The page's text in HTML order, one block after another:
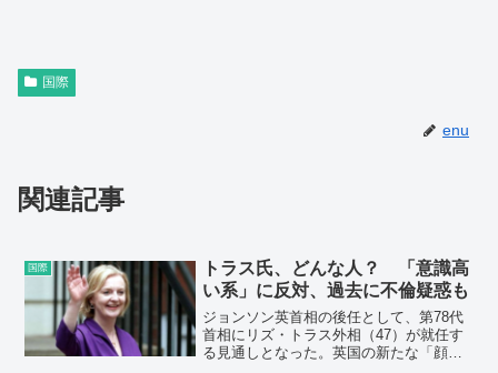
国際
enu
関連記事
国際
トラス氏、どんな人？ 「意識高
い系」に反対、過去に不倫疑惑も
ジョンソン英首相の後任として、第78代
首相にリズ・トラス外相（47）が就任す
る見通しとなった。英国の新たな「顔」